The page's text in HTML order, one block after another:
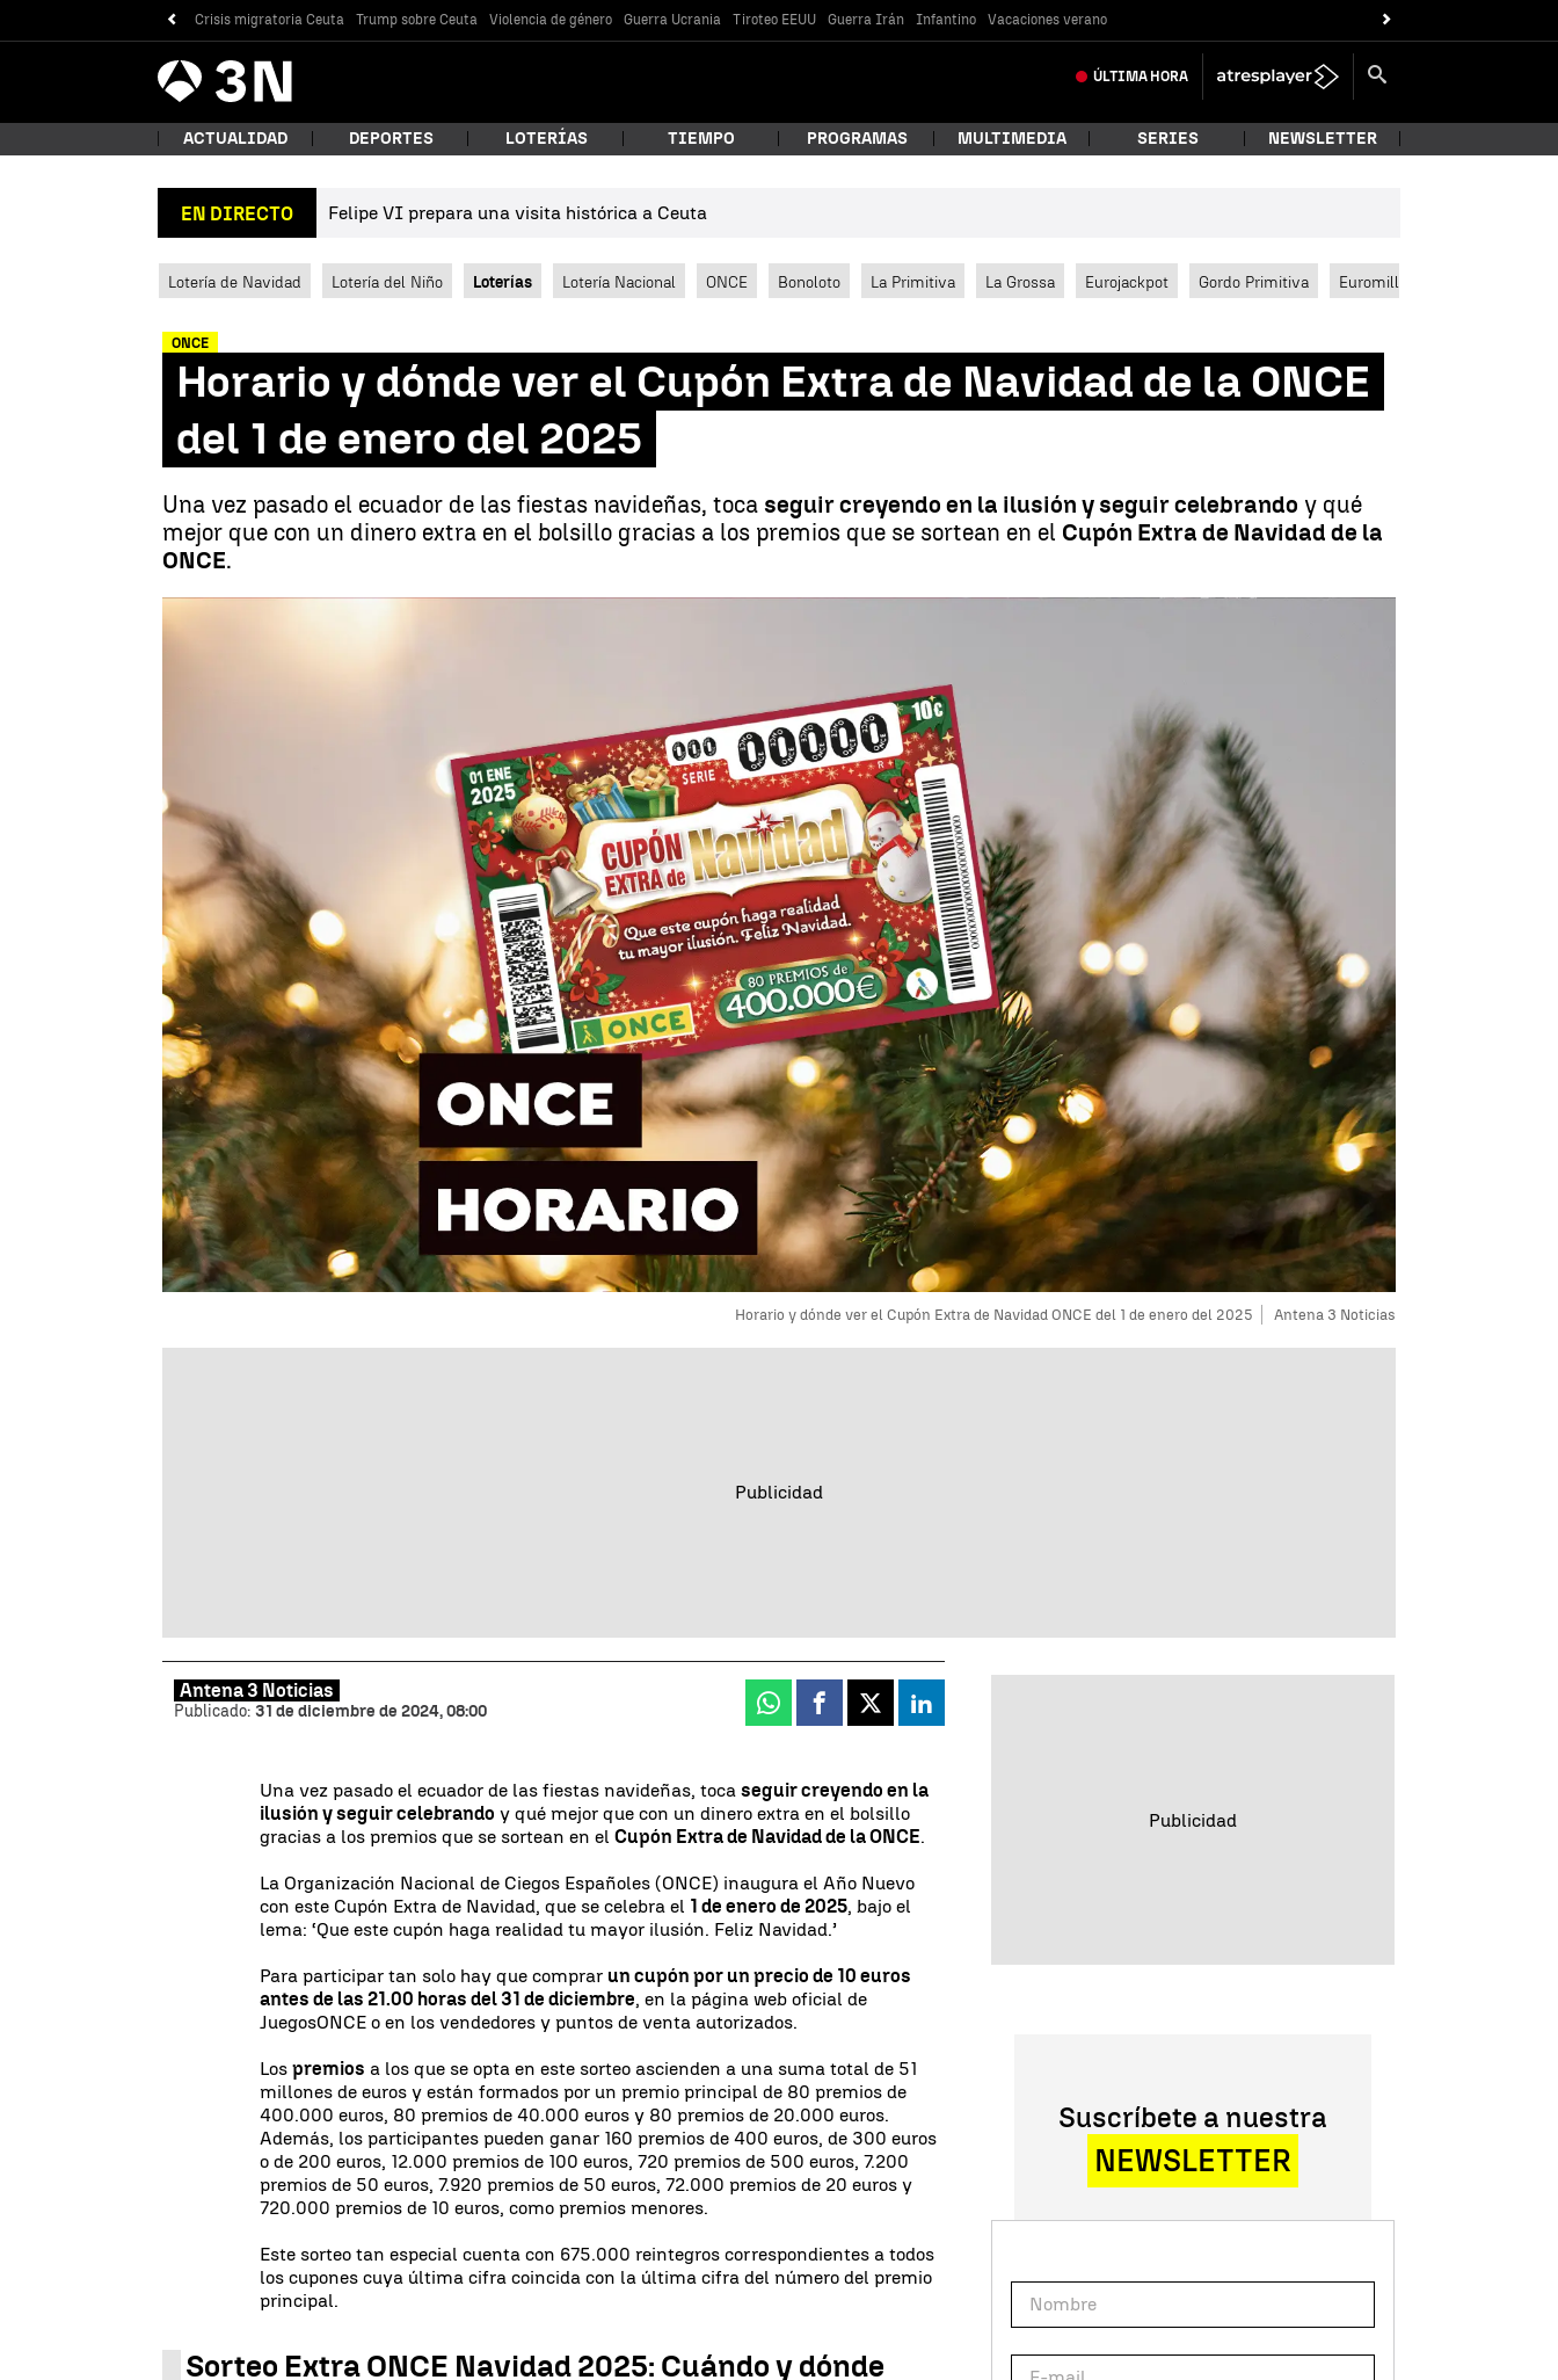
Crisis migratoria Ceuta Trump sobre Ceuta Violencia de género Guerra Ucrania Tiroteo EEUU Guerra Irán Infantino Vacaciones verano
Antena
3 Noticias ÚLTIMA HORA
¿Qué estás buscando?
ACTUALIDAD DEPORTES LOTERÍAS TIEMPO PROGRAMAS MULTIMEDIA SERIES NEWSLETTER
EN DIRECTO Felipe VI prepara una visita histórica a Ceuta
Lotería de Navidad Lotería del Niño Loterías Lotería Nacional ONCE Bonoloto La Primitiva La Grossa Eurojackpot Gordo Primitiva Euromillones
ONCE
Horario y dónde ver el Cupón Extra de Navidad de la ONCE
del 1 de enero del 2025
Una vez pasado el ecuador de las fiestas navideñas, toca seguir creyendo en la ilusión y seguir celebrando y qué
mejor que con un dinero extra en el bolsillo gracias a los premios que se sortean en el Cupón Extra de Navidad de la
ONCE.
Horario y dónde ver el Cupón Extra de Navidad ONCE del 1 de enero del 2025 Antena 3 Noticias
Antena 3 Noticias
Publicado: 31 de diciembre de 2024, 08:00 Whatsapp
Facebook
X Linkedin
Una vez pasado el ecuador de las fiestas navideñas, tocaseguir creyendo en la
ilusión y seguir celebrando y qué mejor que con un dinero extra en el bolsillo
gracias a los premios que se sortean en elCupón Extra de Navidad de la ONCE.
La Organización Nacional de Ciegos Españoles (ONCE) inaugura el Año Nuevo
con este Cupón Extra de Navidad, que se celebra el 1 de enero de 2025, bajo el
lema: ‘Que este cupón haga realidad tu mayor ilusión. Feliz Navidad.’
Para participar tan solo hay que comprar un cupón por un precio de 10 euros
antes de las 21.00 horas del 31 de diciembre, en la página web oficial de
JuegosONCE o en los vendedores y puntos de venta autorizados.
Lospremios a los que se opta en este sorteo ascienden a una suma total de 51
millones de euros y están formados por un premio principal de 80 premios de
400.000 euros, 80 premios de 40.000 euros y 80 premios de 20.000 euros.
Además, los participantes pueden ganar 160 premios de 400 euros, de 300 euros
o de 200 euros, 12.000 premios de 100 euros, 720 premios de 500 euros, 7.200
premios de 50 euros, 7.920 premios de 50 euros, 72.000 premios de 20 euros y
720.000 premios de 10 euros, como premios menores.
Este sorteo tan especial cuenta con 675.000 reintegros correspondientes a todos
los cupones cuya última cifra coincida con la última cifra del número del premio
principal.
Sorteo Extra ONCE Navidad 2025: Cuándo y dónde
Suscríbete a nuestra
NEWSLETTER